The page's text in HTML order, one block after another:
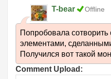
T-bear Offline
Попробовала сотворить
элементами,
Получился вот такой
Comment Upload: